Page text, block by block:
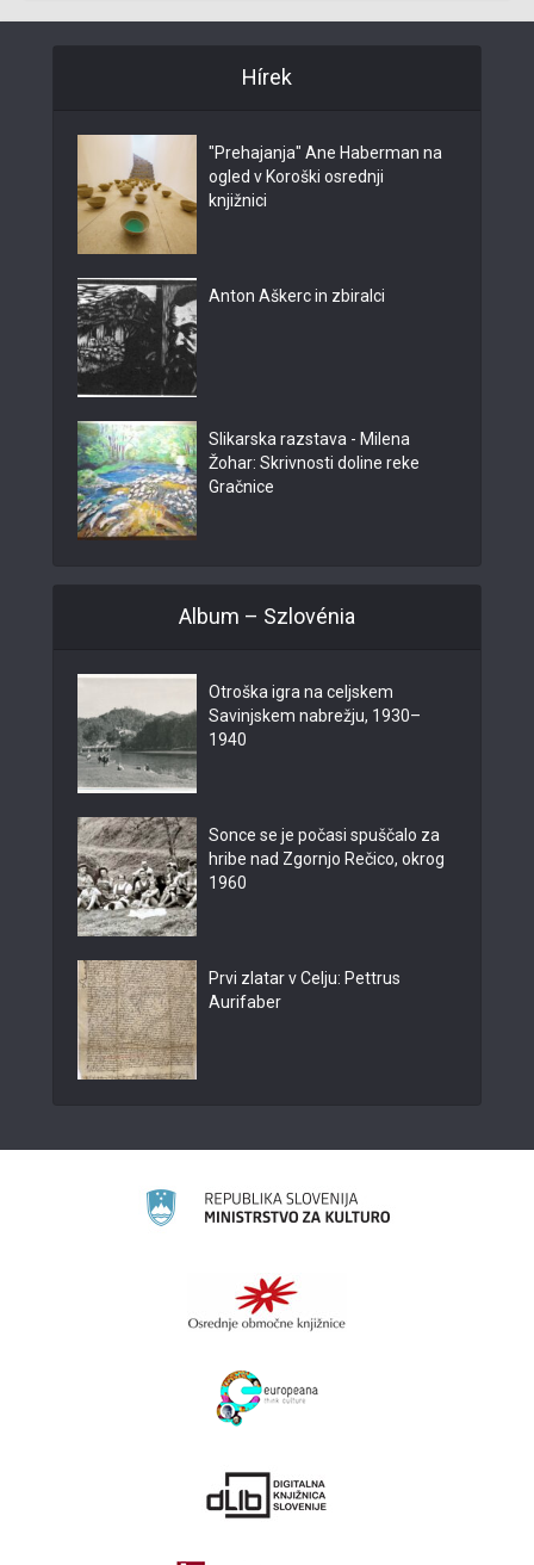
Hírek
"Prehajanja" Ane Haberman na
ogled v Koroški osrednji
knjižnici
Anton Aškerc in zbiralci
Slikarska razstava - Milena
Žohar: Skrivnosti doline reke
Gračnice
Album – Szlovénia
Otroška igra na celjskem
Savinjskem nabrežju, 1930–
1940
Sonce se je počasi spuščalo za
hribe nad Zgornjo Rečico, okrog
1960
Prvi zlatar v Celju: Pettrus
Aurifaber